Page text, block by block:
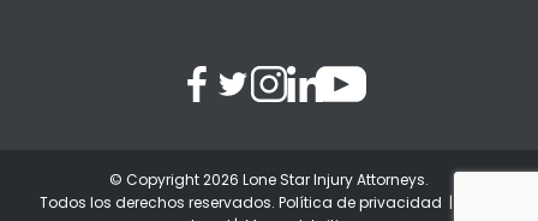
© Copyright 2026 Lone Star Injury Attorneys.
Todos los derechos reservados. Política de privacidad |